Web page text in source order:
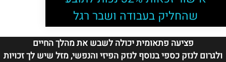
שהחליק בעבודה ושבר רגל
פציעה פתאומית יכולה לשבש את מהלך החיים
ולגרום לנזק כספי בנוסף לנזק הפיזי והנפשי, מזל שיש לך זכויות